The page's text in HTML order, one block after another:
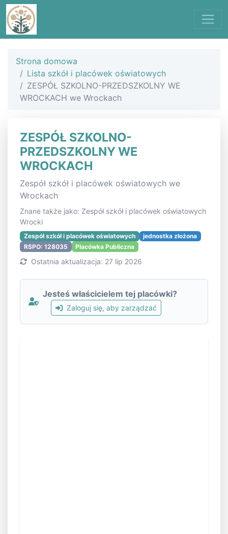
Strona domowa
Lista szkół i placówek oświatowych
ZESPÓŁ SZKOLNO-PRZEDSZKOLNY WE
WROCKACH we Wrockach
ZESPÓŁ SZKOLNO-
PRZEDSZKOLNY WE
WROCKACH
Zespół szkół i placówek oświatowych we
Wrockach
Znane także jako: Zespół szkół i placówek oświatowych
Wrocki
Zespół szkół i placówek oświatowych
jednostka złożona
RSPO: 128035
Placówka Publiczna
Ostatnia aktualizacja: 27 lip 2026
Jesteś właścicielem tej placówki?
Zaloguj się, aby zarządzać